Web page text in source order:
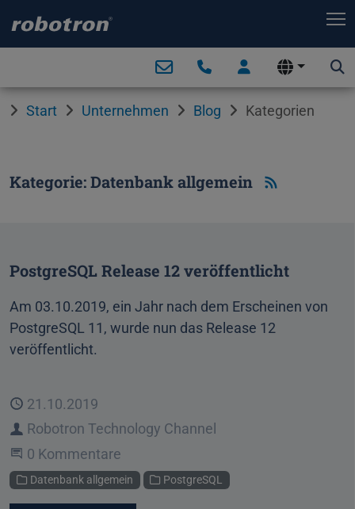
Start Unternehmen Blog Kategorien
Kategorie: Datenbank allgemein
PostgreSQL Release 12 veröffentlicht
Am 03.10.2019, ein Jahr nach dem Erscheinen von
PostgreSQL 11, wurde nun das Release 12
veröffentlicht.
Veröffentlicht
21.10.2019
Autor
Robotron Technology Channel
Beginne eine Unterhaltung
0 Kommentare
Kategorien
Datenbank allgemein PostgreSQL